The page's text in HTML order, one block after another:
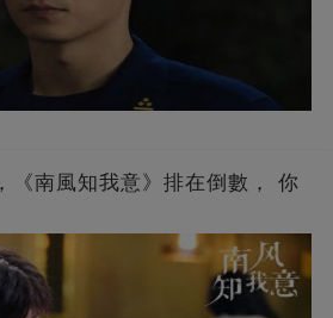
《南風知我意》排在倒數， 你